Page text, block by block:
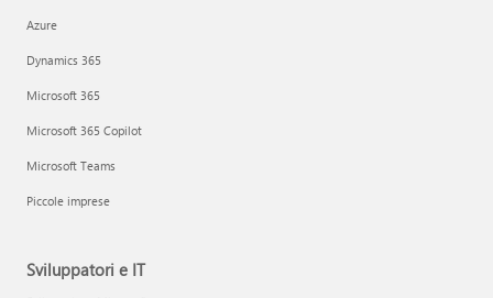
Azure
Dynamics 365
Microsoft 365
Microsoft 365 Copilot
Microsoft Teams
Piccole imprese
Sviluppatori e IT